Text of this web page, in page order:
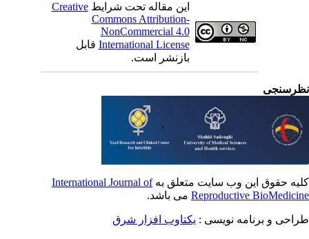
این مقاله تحت شرایطCreative
Commons Attribution-
NonCommercial 4.0
International Licenseقابل
بازنشر است.
حقوق این وب سایت متعلق بهInternational Journal of
Reproductiveمی باشد.
و برنامه نویسی : یکتاوب افزار شرق